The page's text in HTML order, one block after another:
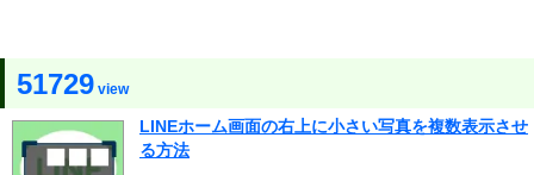
51729 view
LINEホーム画面の右上に小さい写真を複数表示させ
る方法